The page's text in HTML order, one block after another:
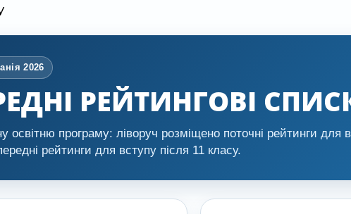
2026
РЕЙТИНГОВІ
освітню програму: ліворуч розміщено поточні рейтинги для
рейтинги для вступу після 11 класу.